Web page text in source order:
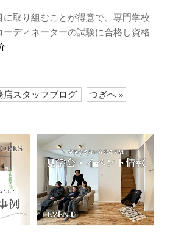
取り組むことが得意で、専門学校
ディネーターの試験に合格し資格
店スタッフブログ つぎへ »